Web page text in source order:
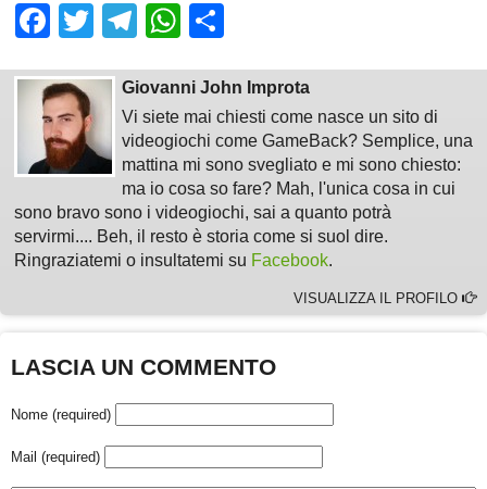
Facebook
TwitterTelegram
WhatsApp
Giovanni John Improta
Vi siete mai chiesti come nasce un sito di
videogiochi come GameBack? Semplice, una
mattina mi sono svegliato e mi sono chiesto:
ma io cosa so fare? Mah, l'unica cosa in cui
sono bravo sono i videogiochi, sai a quanto potrà
servirmi.... Beh, il resto è storia come si suol dire.
Ringraziatemi o insultatemi su Facebook.
VISUALIZZA IL PROFILO
LASCIA UN COMMENTO
Nome (required)
Mail (required)